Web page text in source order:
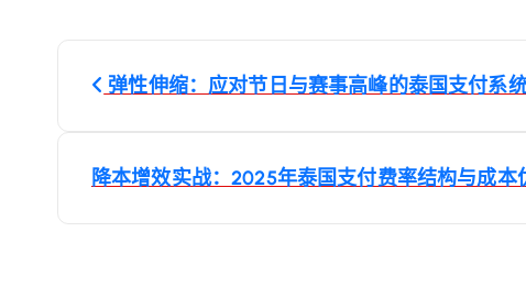
文
导
弹性伸缩：应对节日与赛事高峰的泰国支付系
降本增效实战：2025年泰国支付费率结构与成本